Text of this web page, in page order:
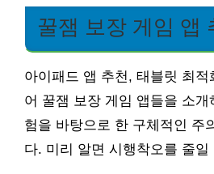
꿀잼 보장 게임 앱
아이패드 앱 추천, 태블릿 최
어 꿀잼 보장 게임 앱들을 소개
험을 바탕으로 한 구체적인 주
다. 미리 알면 시행착오를 줄일